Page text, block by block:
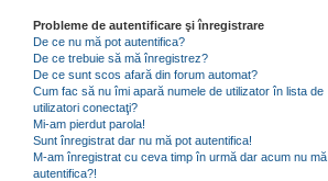
Probleme de autentificare şi înregistrare
De ce nu mă pot autentifica?
De ce trebuie să mă înregistrez?
De ce sunt scos afară din forum automat?
Cum fac să nu îmi apară numele de utilizator în lista de
utilizatori conectaţi?
Mi-am pierdut parola!
Sunt înregistrat dar nu mă pot autentifica!
M-am înregistrat cu ceva timp în urmă dar acum nu
autentifica?!